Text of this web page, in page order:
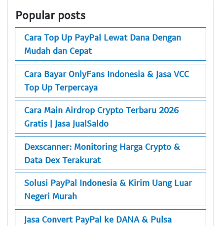
Popular posts
Cara Top Up PayPal Lewat Dana Dengan
Mudah dan Cepat
Cara Bayar OnlyFans Indonesia & Jasa VCC
Top Up Terpercaya
Cara Main Airdrop Crypto Terbaru 2026
Gratis | Jasa JualSaldo
Dexscanner: Monitoring Harga Crypto &
Data Dex Terakurat
Solusi PayPal Indonesia & Kirim Uang Luar
Negeri Murah
Jasa Convert PayPal ke DANA & Pulsa